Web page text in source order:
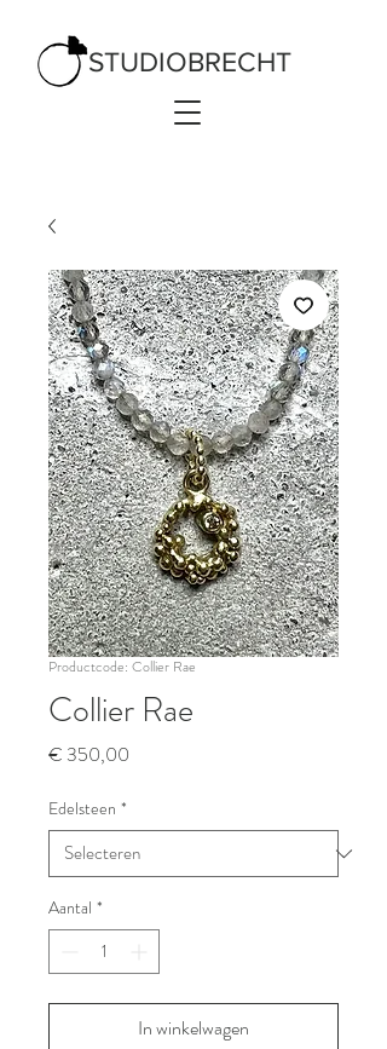
STUDIOBRECHT
Productcode: Collier Rae
Collier Rae
€ 350,00
Edelsteen *
Aantal *
In winkelwagen